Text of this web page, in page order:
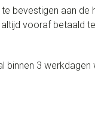
bevestigen aan
vooraf betaald
binnen 3